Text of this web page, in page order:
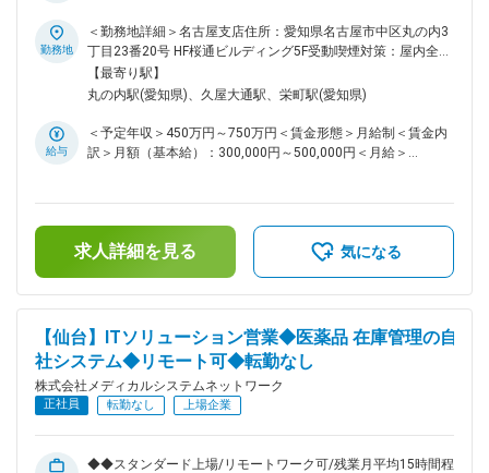
す。 調剤薬局事業では全国435店舗を展開、医薬品ネットワー
ク加盟件数は47都道府県で合計8,912件（2023年8月末）を全
国各地で事業を展開しています。 変更の範囲：会社の定める
業務
品の在庫管理システム拡販のために新組織を立ち上げました。
新システム拡販のため営業メンバーを募集いたします。 ■業務
内容 自社サービスである医薬品の在庫管理システム
「LINCLE」（https://msnw-lincle.jp/）の新規導入の提案営業
くのかを一緒に考えながら、実行いただきます。 受注件数が
個人目標として課されますが、立ち上げフェーズのサービスで
を見据えた組織増強のための募集となります。カスタマーサポ
ート等、他チームメンバーと連携しながら、業務を進めていた
だきます。 ■キャリアパス 経験やスキルなどによりますが、
組織のマネジメント業務へステップアップや、スペシャリスト
すい環境 ◎業務都合に合わせ、直行直帰やリモートワークを
柔軟に活用できます。 ◎残業は月平均15時間程度なので、ワ
ークライフバランスを重視することができます。 ◎産休・育
休取得後の復帰率も約98％など、高い定着率が特徴で、長期
的な就業が可能です。 ■当社の特徴 当社は医薬品ネットワー
ク事業・調剤薬局事業・賃貸設備関連事業・給食事業・訪問介
根差した医療サービスの提供を目指し、医薬連携による細やか
勤務地
＜勤務地詳細＞名古屋支店住所：愛知県名古屋市中区丸の内3
丁目23番20号 HF桜通ビルディング5F受動喫煙対策：屋内全面
禁煙変更の範囲：会社の定める事業所（リモートワーク含む）
【最寄り駅】
丸の内駅(愛知県)、久屋大通駅、栄町駅(愛知県)
給与
＜予定年収＞450万円～750万円＜賃金形態＞月給制＜賃金内
訳＞月額（基本給）：300,000円～500,000円＜月給＞
支給）賃金はあくまでも目安の金額であり、選考を通じて上下
する可能性があります。月給(月額)は固定手当を含めた表記で
求人詳細を見る 気になる
【仙台】ITソリューション営業◆医薬品 在庫管理の自
社システム◆リモート可◆転勤なし
株式会社メディカルシステムネットワーク
正社員 転勤なし 上場企業
◆◆スタンダード上場/リモートワーク可/残業月平均15時間程/